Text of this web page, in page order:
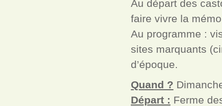
Au départ des
faire vivre la
Au programme :
sites marquants
d’époque.
Quand ?
Départ : Ferme